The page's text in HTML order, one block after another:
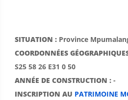
SITUATION : Province
COORDONNÉES
S25 58 26 E31 0 50
ANNÉE DE CONSTRUCTION : -
INSCRIPTION AU PATRIMOINE